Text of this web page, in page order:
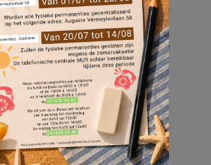
warme of speelse foto’s… De
deelden hun eigen
met ons via ontroerende
werden drie laureaten